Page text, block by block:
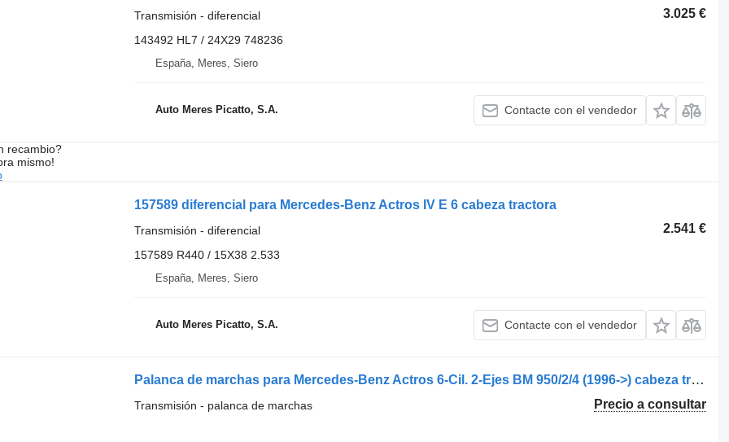
3.025 €
Transmisión - diferencial
143492 HL7 / 24X29 748236
España, Meres, Siero
Auto Meres Picatto, S.A. Contacte con el vendedor
recambio?
mismo!
157589 diferencial para Mercedes-Benz Actros IV E 6 cabeza tractora
2.541 €
Transmisión - diferencial
157589 R440 / 15X38 2.533
España, Meres, Siero
Auto Meres Picatto, S.A. Contacte con el vendedor
Palanca de marchas para Mercedes-Benz Actros 6-Cil. 2-Ejes BM 950/2/4 (1996->) cabeza tractora
Precio a consultar
Transmisión - palanca de marchas